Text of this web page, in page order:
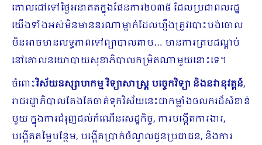
គោលដៅទៅថ្ងៃអនាគតក្នុងផែនការ២០៣៥ ដែលប្រជាពល​រដ្ឋ
យើងទាំងអស់មិនមាននរណាម្នាក់ដែលហ្នឹងត្រូវបោះបង់ចោល
មិនអាចមានលទ្ធភាពទៅព្យាបាលតាម… មានការគ្របដណ្ដប់
នៅគោលនយោបាយសុខាភិបាលកម្រិតណាមួយនោះទេ។
ចំពោះ​​​វិស័យឧស្សាហកម្ម វិទ្យាសាស្ត្រ បច្ចេកវិ​ទ្យា និងនវានុវត្តន៍,
រាជរដ្ឋាភិបាល​តែងតែ​ចាត់ទុក​វិស័យនេះជាកម្លាំងចលករ​ដ៏សំខាន់​
មួយ ក្នុង​ការ​ជំរុញដល់កំណើនសេដ្ឋកិច្ច, ការបង្កើតការងារ,
បង្កើតតម្លៃ​បន្ថែម, បង្កើតប្រាក់ចំណូលជូនប្រជាជន, និងការ